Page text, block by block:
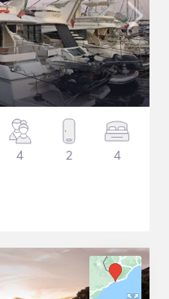
4 2 4